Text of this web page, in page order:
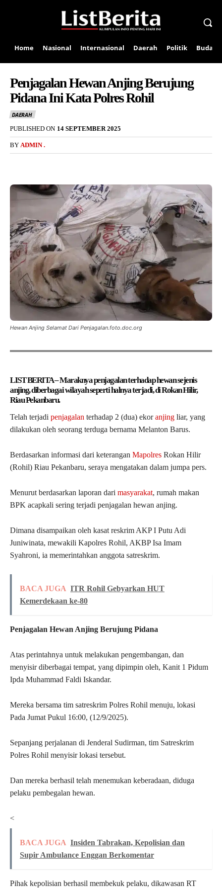
Home Nasional Internasional Daerah Politik Budaya
Penjagalan Hewan Anjing Berujung
Pidana Ini Kata Polres Rohil
DAERAH
PUBLISHED ON 14 SEPTEMBER 2025
BY ADMIN .
Hewan Anjing Selamat Dari Penjagalan.foto.doc.org
LIST BERITA – Maraknya penjagalan terhadap hewan sejenis
anjing, diberbagai wilayah seperti halnya terjadi, di Rokan Hilir,
Riau Pekanbaru.
Telah terjadi penjagalan terhadap 2 (dua) ekoranjing liar, yang
dilakukan oleh seorang terduga bernama Melanton Barus.
Berdasarkan informasi dari keterangan Mapolres Rokan Hilir
(Rohil) Riau Pekanbaru, seraya mengatakan dalam jumpa pers.
Menurut berdasarkan laporan dari masyarakat, rumah makan
BPK acapkali sering terjadi penjagalan hewan anjing.
Dimana disampaikan oleh kasat reskrim AKP I Putu Adi
Juniwinata, mewakili Kapolres Rohil, AKBP Isa Imam
Syahroni, ia memerintahkan anggota satreskrim.
BACA JUGA ITR Rohil Gebyarkan HUT
Kemerdekaan ke-80
Penjagalan Hewan Anjing Berujung Pidana
Atas perintahnya untuk melakukan pengembangan, dan
menyisir diberbagai tempat, yang dipimpin oleh, Kanit 1 Pidum
Ipda Muhammad Faldi Iskandar.
Mereka bersama tim satreskrim Polres Rohil menuju, lokasi
Pada Jumat Pukul 16:00, (12/9/2025).
Sepanjang perjalanan di Jenderal Sudirman, tim Satreskrim
Polres Rohil menyisir lokasi tersebut.
Dan mereka berhasil telah menemukan keberadaan, diduga
pelaku pembegalan hewan.
<
BACA JUGA Insiden Tabrakan, Kepolisian dan
Supir Ambulance Enggan Berkomentar
Pihak kepolisian berhasil membekuk pelaku, dikawasan RT